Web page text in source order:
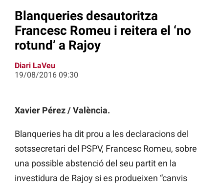
Blanqueries desautoritza
Francesc Romeu i reitera el ‘no
rotund’ a Rajoy
Diari LaVeu
19/08/2016 09:30
Xavier Pérez / València.
Blanqueries ha dit prou a les declaracions del
sotssecretari del PSPV, Francesc Romeu, sobre
una possible abstenció del seu partit en la
investidura de Rajoy si es produeixen “canvis